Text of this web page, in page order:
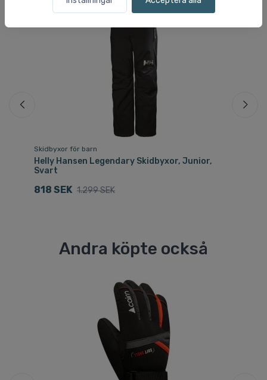
Spara 37 %
Skidbyxor för barn
Helly Hansen Legendary Skidbyxor, Junior,
Svart
818 SEK 1.299 SEK
Andra köpte också